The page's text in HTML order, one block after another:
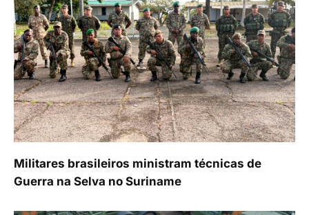
Militares brasileiros ministram técnicas de
Guerra na Selva no Suriname